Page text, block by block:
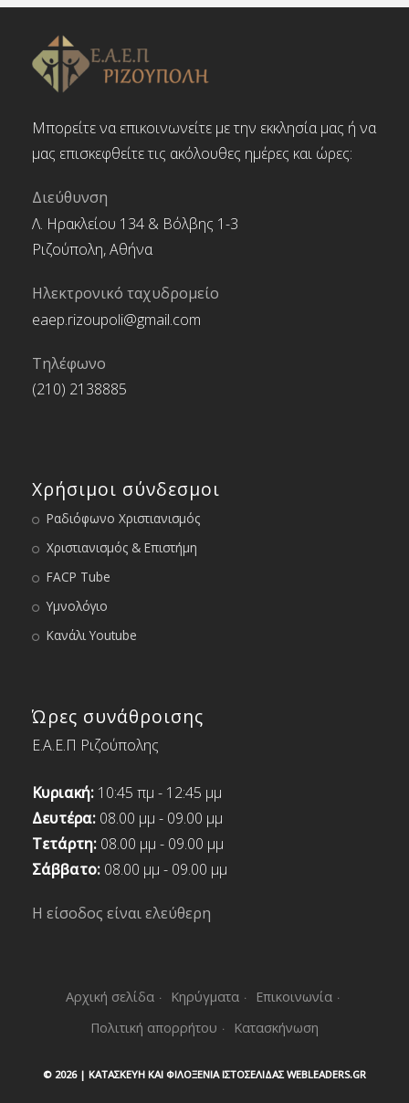
Μπορείτε να επικοινωνείτε με την εκκλησία μας ή να
μας επισκεφθείτε τις ακόλουθες ημέρες και ώρες:
Διεύθυνση
Λ. Ηρακλείου 134 & Βόλβης 1-3
Ριζούπολη, Αθήνα
Ηλεκτρονικό ταχυδρομείο
eaep.rizoupoli@gmail.com
Τηλέφωνο
(210) 2138885
Χρήσιμοι σύνδεσμοι
Ραδιόφωνο Χριστιανισμός
Χριστιανισμός & Επιστήμη
FACP Tube
Υμνολόγιο
Κανάλι Youtube
Ώρες συνάθροισης
Ε.Α.Ε.Π Ριζούπολης
Κυριακή: 10:45 πμ - 12:45 μμ
Δευτέρα: 08.00 μμ - 09.00 μμ
Τετάρτη: 08.00 μμ - 09.00 μμ
Σάββατο: 08.00 μμ - 09.00 μμ
Η είσοδος είναι ελεύθερη
Αρχική σελίδα Κηρύγματα
Επικοινωνία
Πολιτική απορρήτου
Κατασκήνωση
© 2026 | ΚΑΤΑΣΚΕΥΉ ΚΑΙ ΦΙΛΟΞΕΝΊΑ ΙΣΤΟΣΕΛΊΔΑΣ WEBLEADERS.GR